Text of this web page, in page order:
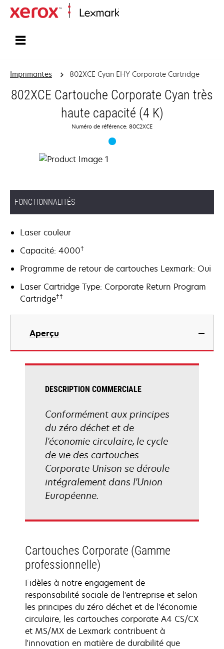
Imprimantes 802XCE Cyan EHY Corporate Cartridge
802XCE Cartouche Corporate Cyan très
haute capacité (4 K)
Numéro de référence: 80C2XCE
FONCTIONNALITÉS
Laser couleur
Capacité: 4000†
Programme de retour de cartouches Lexmark: Oui
Laser Cartridge Type: Corporate Return Program
Cartridge††
Aperçu
DESCRIPTION COMMERCIALE
Conformément aux principes
du zéro déchet et de
l'économie circulaire, le cycle
de vie des cartouches
Corporate Unison se déroule
intégralement dans l'Union
Européenne.
Cartouches Corporate (Gamme
professionnelle)
Fidèles à notre engagement de
responsabilité sociale de l'entreprise et selon
les principes du zéro déchet et de l'économie
circulaire, les cartouches corporate A4 CS/CX
et MS/MX de Lexmark contribuent à
l'innovation en matière de durabilité que